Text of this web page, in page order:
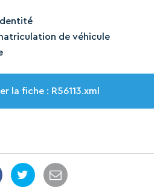
de véhicule
la fiche : R56113.xml